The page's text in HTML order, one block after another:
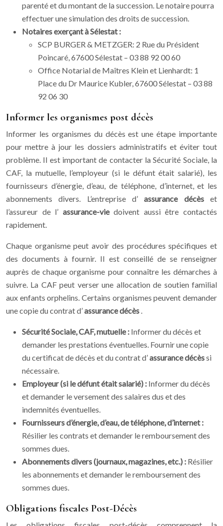
parenté et du montant de la succession. Le notaire pourra
effectuer une simulation des droits de succession.
Notaires exerçant à Sélestat :
SCP BURGER & METZGER: 2 Rue du Président
Poincaré, 67600 Sélestat – 03 88 92 00 60
Office Notarial de Maîtres Klein et Lienhardt: 1
Place du Dr Maurice Kubler, 67600 Sélestat – 03 88
92 06 30
Informer les organismes post décès
Informer les organismes du décès est une étape importante
pour mettre à jour les dossiers administratifs et éviter tout
problème. Il est important de contacter la Sécurité Sociale, la
CAF, la mutuelle, l’employeur (si le défunt était salarié), les
fournisseurs d’énergie, d’eau, de téléphone, d’internet, et les
abonnements divers. L’entreprise d’assurance décèset
l’assureur de l’ assurance-viedoivent aussi être contactés
rapidement.
Chaque organisme peut avoir des procédures spécifiques et
des documents à fournir. Il est conseillé de se renseigner
auprès de chaque organisme pour connaître les démarches à
suivre. La CAF peut verser une allocation de soutien familial
aux enfants orphelins. Certains organismes peuvent demander
une copie du contrat d’assurance décès .
Sécurité Sociale, CAF, mutuelle : Informer du décès et
demander les prestations éventuelles. Fournir une copie
du certificat de décès et du contrat d’assurance décèssi
nécessaire.
Employeur (si le défunt était salarié) : Informer du décès
et demander le versement des salaires dus et des
indemnités éventuelles.
Fournisseurs d’énergie, d’eau, de téléphone, d’internet :
Résilier les contrats et demander le remboursement des
sommes dues.
Abonnements divers (journaux, magazines, etc.) : Résilier
les abonnements et demander le remboursement des
sommes dues.
Obligations fiscales Post-Décès